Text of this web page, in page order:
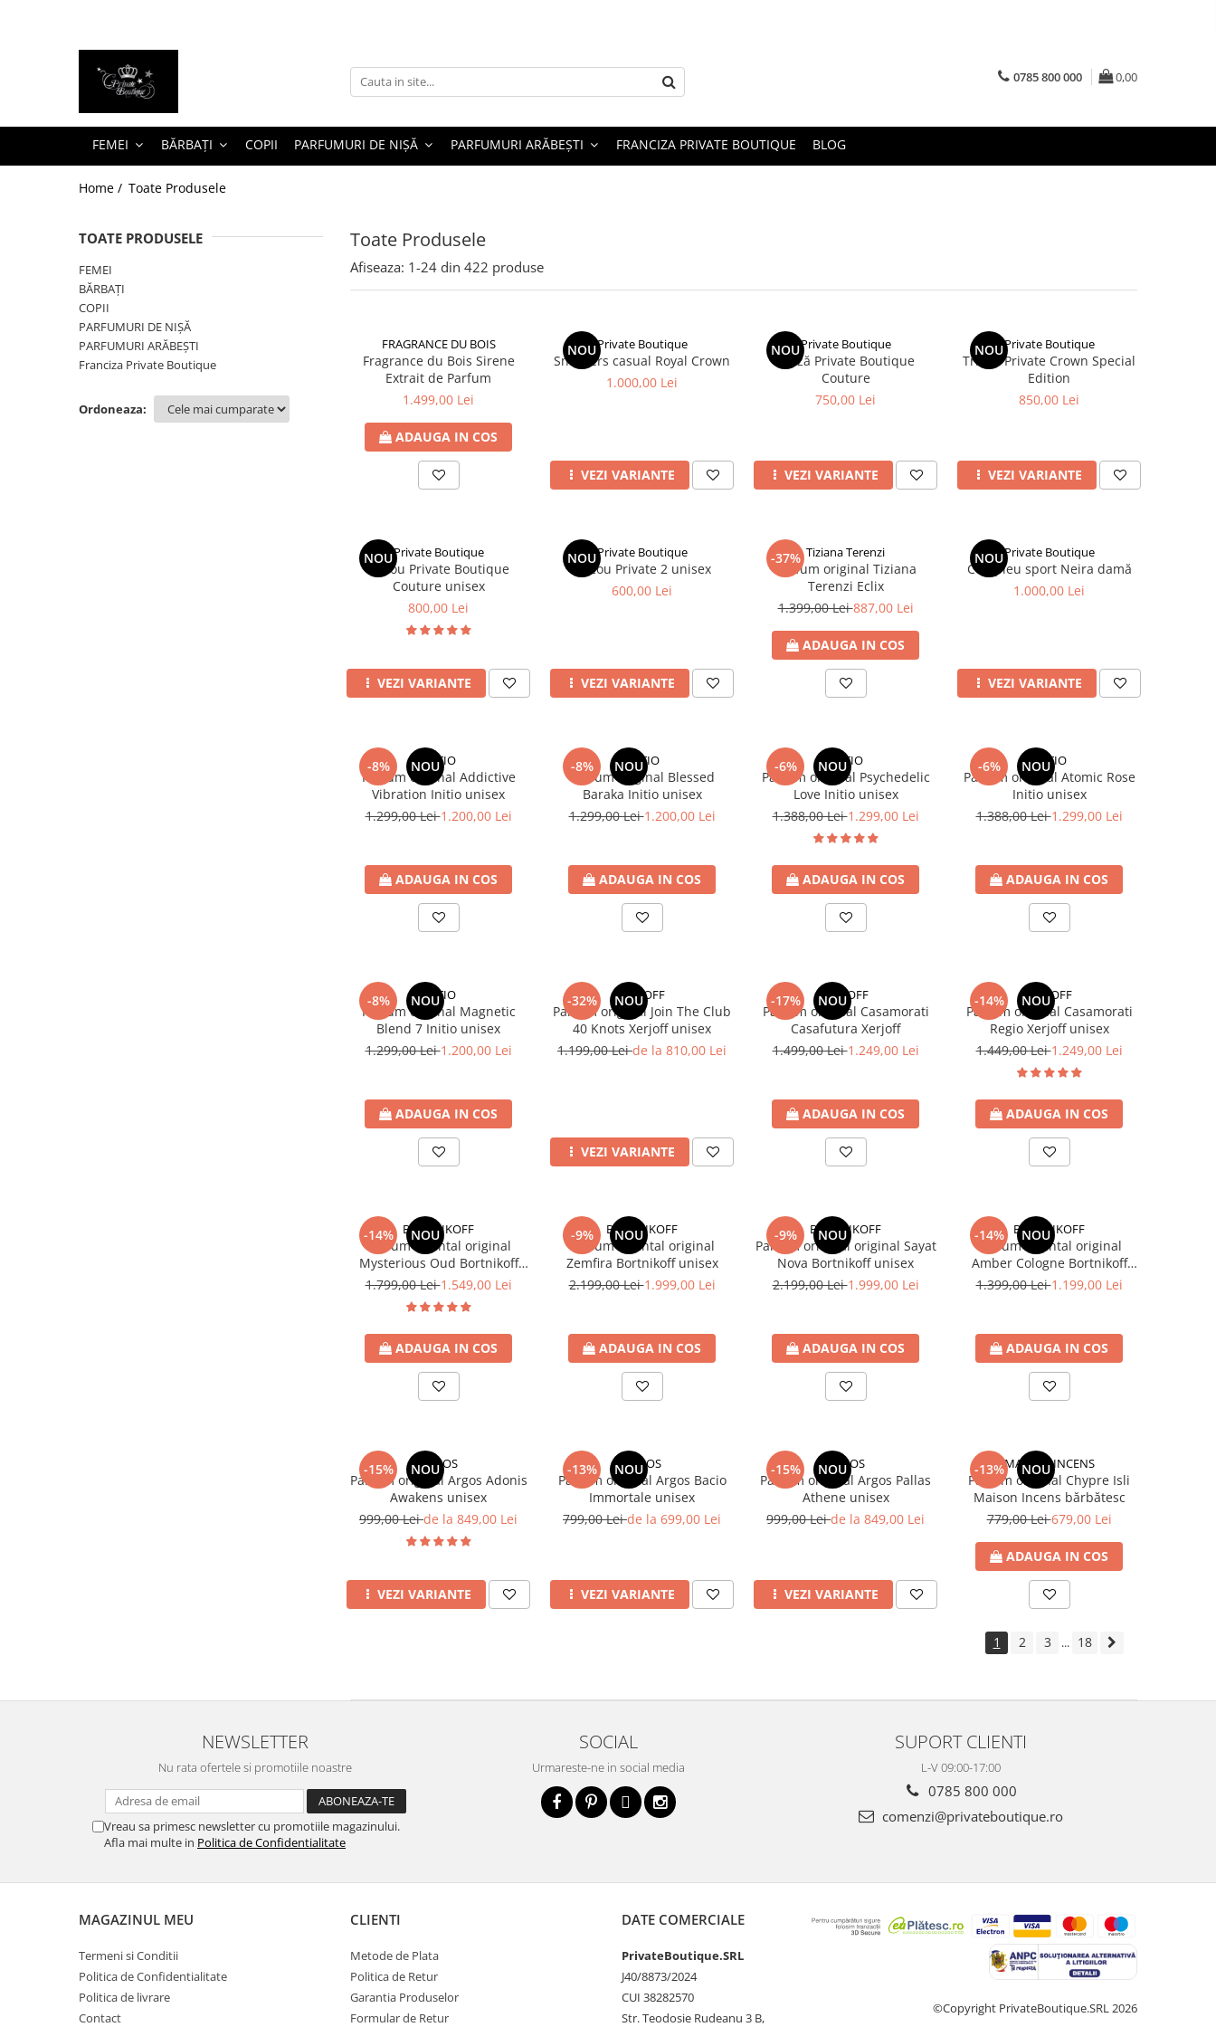
Treninguri
Rochii de mireasă
Pantofi casual
Încălțăminte sport
Jachete
Parfumuri bărbătești
Parfumuri damă
Parfumuri unisex
Seturi cadou
Parfumuri bărbătești
Parfumuri damă
Parfumuri unisex
Set parfumuri
0785 800 000 0,00
FEMEI BĂRBAȚI COPII PARFUMURI DE NIȘĂ PARFUMURI ARĂBEȘTI FRANCIZA PRIVATE BOUTIQUE BLOG
Home / Toate Produsele
Toate Produsele
TOATE PRODUSELE
FEMEI
BĂRBAȚI
COPII
PARFUMURI DE NIȘĂ
PARFUMURI ARĂBEȘTI
Franciza Private Boutique
Ordoneaza:
Afiseaza: 1-24 din 422 produse
FRAGRANCE DU BOIS
Fragrance du Bois Sirene
Extrait de Parfum
1.499,00 Lei
ADAUGA IN COS
NOUPrivate Boutique
Sneakers casual Royal Crown
1.000,00 Lei
VEZI VARIANTE
NOUPrivate Boutique
Bluză Private Boutique
Couture
750,00 Lei
VEZI VARIANTE
NOUPrivate Boutique
Tricou Private Crown Special
Edition
850,00 Lei
VEZI VARIANTE
NOUPrivate Boutique
Tricou Private Boutique
Couture unisex
800,00 Lei
VEZI VARIANTE
NOUPrivate Boutique
Tricou Private 2 unisex
600,00 Lei
VEZI VARIANTE
-37% Tiziana Terenzi
Parfum original Tiziana
Terenzi Eclix
1.399,00 Lei887,00 Lei
ADAUGA IN COS
NOUPrivate Boutique
Compleu sport Neira damă
1.000,00 Lei
VEZI VARIANTE
-8% NOU
INITIO
Parfum original Addictive
Vibration Initio unisex
1.299,00 Lei1.200,00 Lei
ADAUGA IN COS
-8% NOU
INITIO
Parfum original Blessed
Baraka Initio unisex
1.299,00 Lei1.200,00 Lei
ADAUGA IN COS
-6% NOU
INITIO
Parfum original Psychedelic
Love Initio unisex
1.388,00 Lei1.299,00 Lei
ADAUGA IN COS
-6% NOU
INITIO
Parfum original Atomic Rose
Initio unisex
1.388,00 Lei1.299,00 Lei
ADAUGA IN COS
-8% NOU
INITIO
Parfum original Magnetic
Blend 7 Initio unisex
1.299,00 Lei1.200,00 Lei
ADAUGA IN COS
-32% NOU
XERJOFF
Parfum original Join The Club
40 Knots Xerjoff unisex
1.199,00 Leide la 810,00 Lei
VEZI VARIANTE
-17% NOU
XERJOFF
Parfum original Casamorati
Casafutura Xerjoff
1.499,00 Lei1.249,00 Lei
ADAUGA IN COS
-14% NOU
XERJOFF
Parfum original Casamorati
Regio Xerjoff unisex
1.449,00 Lei1.249,00 Lei
ADAUGA IN COS
-14% NOU
BORTNIKOFF
Parfum oriental original
Mysterious Oud Bortnikoff
unisex
1.799,00 Lei1.549,00 Lei
ADAUGA IN COS
-9% NOU
BORTNIKOFF
Parfum oriental original
Zemfira Bortnikoff unisex
2.199,00 Lei1.999,00 Lei
ADAUGA IN COS
-9% NOU
BORTNIKOFF
Parfum oriental original Sayat
Nova Bortnikoff unisex
2.199,00 Lei1.999,00 Lei
ADAUGA IN COS
-14% NOU
BORTNIKOFF
Parfum oriental original
Amber Cologne Bortnikoff
unisex
1.399,00 Lei1.199,00 Lei
ADAUGA IN COS
-15% NOU
ARGOS
Parfum original Argos Adonis
Awakens unisex
999,00 Leide la 849,00 Lei
VEZI VARIANTE
-13% NOU
ARGOS
Parfum original Argos Bacio
Immortale unisex
799,00 Leide la 699,00 Lei
VEZI VARIANTE
-15% NOU
ARGOS
Parfum original Argos Pallas
Athene unisex
999,00 Leide la 849,00 Lei
VEZI VARIANTE
-13% NOU
MAISON INCENS
Parfum original Chypre Isli
Maison Incens bărbătesc
779,00 Lei679,00 Lei
ADAUGA IN COS
1 2 3 ... 18
NEWSLETTER
Nu rata ofertele si promotiile noastre
Vreau sa primesc newsletter cu promotiile magazinului.
Afla mai multe in Politica de Confidentialitate
SOCIAL
Urmareste-ne in social media
SUPORT CLIENTI
L-V 09:00-17:00
0785 800 000
comenzi@privateboutique.ro
MAGAZINUL MEU
Termeni si Conditii
Politica de Confidentialitate
Politica de livrare
Contact
CLIENTI
Metode de Plata
Politica de Retur
Garantia Produselor
Formular de Retur
DATE COMERCIALE
PrivateBoutique.SRL
J40/8873/2024
CUI 38282570
Str. Teodosie Rudeanu 3 B,
©Copyright PrivateBoutique.SRL 2026